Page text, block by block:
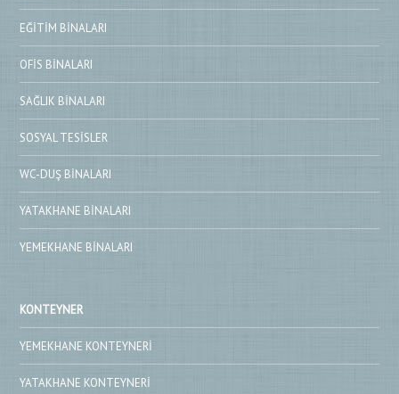
EĞITIM BINALARI
OFIS BINALARI
SAĞLIK BINALARI
SOSYAL TESISLER
WC-DUŞ BINALARI
YATAKHANE BINALARI
YEMEKHANE BINALARI
KONTEYNER
YEMEKHANE KONTEYNERI
YATAKHANE KONTEYNERI